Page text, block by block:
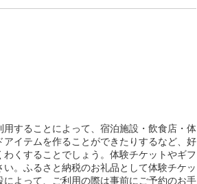
することによって、宿泊施設・飲食店・体
イテムを作ることができたりするなど、好
くすることでしょう。体験チケットやギフ
。ふるさと納税のお礼品として体験チケッ
よって、ご利用の際は事前にご予約のお手